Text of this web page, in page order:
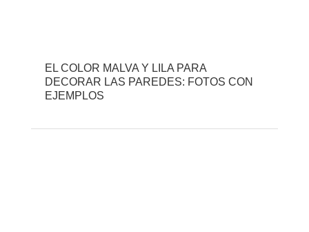
EL COLOR MALVA Y LILA PARA
DECORAR LAS PAREDES: FOTOS CON
EJEMPLOS